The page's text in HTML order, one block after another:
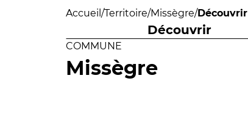
Accueil /Territoire/Missègre/Découvrir
Découvrir
COMMUNE
Missègre